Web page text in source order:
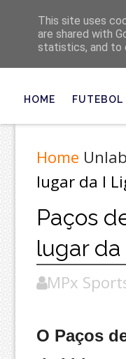
Últimas
HOME FUTEBOL
Home
lugar da I
Paços
lugar da
MPx
O Paços
This site uses
are shared with
statistics, and to